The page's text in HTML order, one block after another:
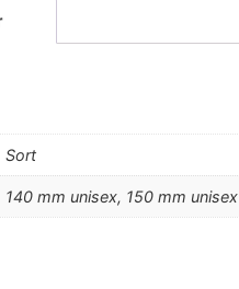
Sort
140 mm unisex, 150 mm unisex